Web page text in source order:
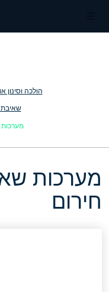
הולכה וסינון
שאיבת
מערכות
חירום